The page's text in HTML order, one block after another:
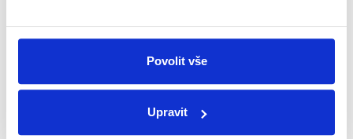
Povolit vše
Upravit
Nenechte si ujít nejnovější události
z Demagog.cz. Sdílením našich